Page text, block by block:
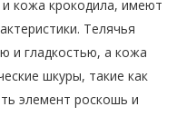
кожа крокодила, имеют
Телячья
и гладкостью, а кожа
шкуры, такие как
элемент роскошь и